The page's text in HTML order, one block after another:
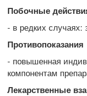
Побочные
- в редких
Противопоказания
- повышенная
компонентам
Лекарственные